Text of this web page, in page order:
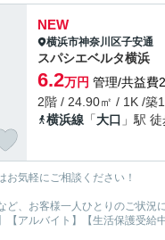
NEW
横浜市神奈川区子安通
スパシエベルタ横浜
6.2万円 管理/共益費
2階 / 24.90㎡ / 1K /築
横浜線 「大口 」駅
気軽にご相談ください！
、お客様一人ひとりのご状況
【アルバイト】【生活保護受